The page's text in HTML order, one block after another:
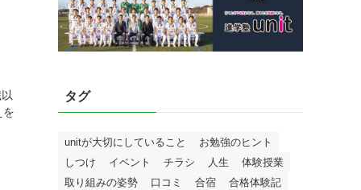
を
タグ
unitが大切にしていること
お勉強のヒント
しつけ
イベント チラシ 人生
体験授業
取り組みの姿勢
口コミ 合宿
合格体験記